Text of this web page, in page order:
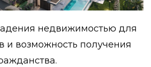
недвижимостью для
и возможность получения